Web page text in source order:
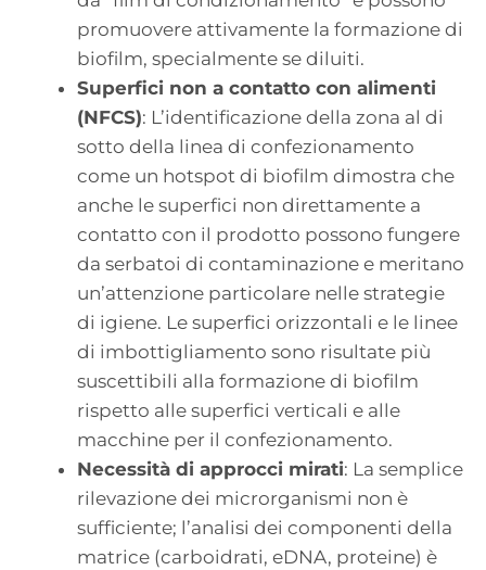
promuovere attivamente la formazione di
biofilm, specialmente se diluiti.
Superfici non a contatto con alimenti
(NFCS): L’identificazione della zona al di
sotto della linea di confezionamento
come un hotspot di biofilm dimostra che
anche le superfici non direttamente a
contatto con il prodotto possono fungere
da serbatoi di contaminazione e meritano
un’attenzione particolare nelle strategie
di igiene. Le superfici orizzontali e le linee
di imbottigliamento sono risultate più
suscettibili alla formazione di biofilm
rispetto alle superfici verticali e alle
macchine per il confezionamento.
Necessità di approcci mirati: La semplice
rilevazione dei microrganismi non è
sufficiente; l’analisi dei componenti della
matrice (carboidrati, eDNA, proteine) è